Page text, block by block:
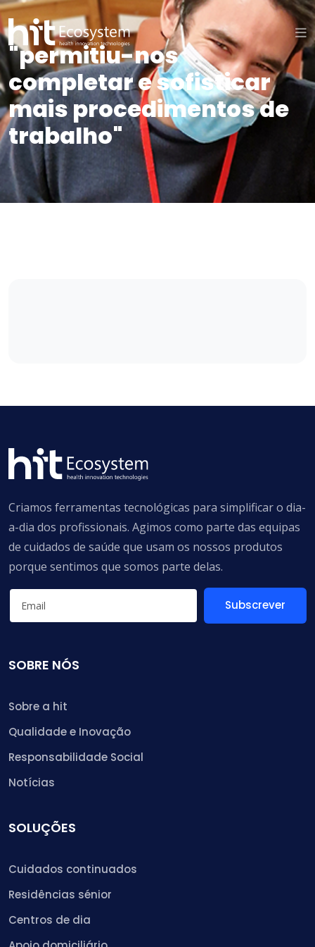
"permitiu-nos
completar e sofisticar
mais procedimentos de
trabalho"
Criamos ferramentas tecnológicas para simplificar o dia-
a-dia dos profissionais. Agimos como parte das equipas
de cuidados de saúde que usam os nossos produtos
porque sentimos que somos parte delas.
Subscrever
SOBRE NÓS
Sobre a hit
Qualidade e Inovação
Responsabilidade Social
Notícias
SOLUÇÕES
Cuidados continuados
Residências sénior
Centros de dia